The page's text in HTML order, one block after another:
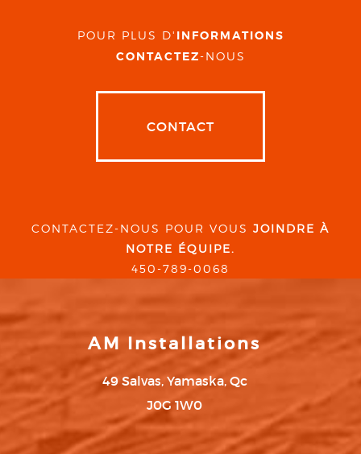
POUR PLUS D' INFORMATIONS
CONTACTEZ-NOUS
CONTACT
CONTACTEZ-NOUS POUR VOUS JOINDRE À
NOTRE ÉQUIPE.
450-789-0068
AM Installations
49 Salvas, Yamaska, Qc
J0G 1W0